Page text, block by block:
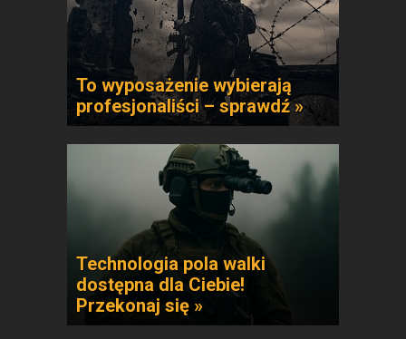
To wyposażenie wybierają
profesjonaliści – sprawdź »
Technologia pola walki
dostępna dla Ciebie!
Przekonaj się »